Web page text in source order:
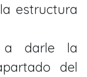
estructura
a darle la
del